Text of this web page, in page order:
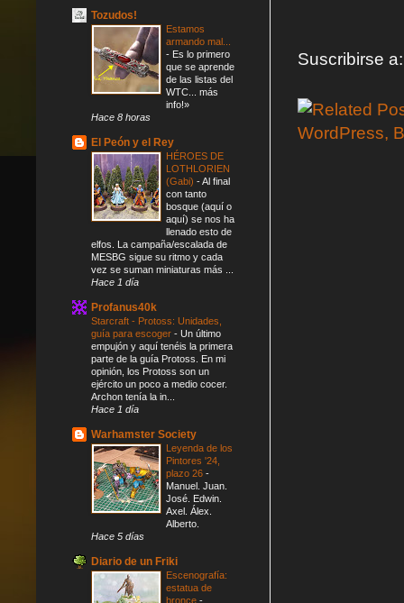
Suscribirse
Tozudos!
Estamos
armando mal...
- Es lo primero
que se aprende
de las listas del
WTC... más
info!»
Hace 8 horas
El Peón y el Rey
HÉROES DE
LOTHLORIEN
(Gabi) -Al final
con tanto
bosque (aquí o
aquí) se nos ha
llenado esto de
elfos. La campaña/escalada de
MESBG sigue su ritmo y cada
vez se suman miniaturas más ...
Hace 1 día
Profanus40k
Starcraft - Protoss: Unidades,
guía para escoger - Un último
empujón y aquí tenéis la primera
parte de la guía Protoss. En mi
opinión, los Protoss son un
ejército un poco a medio cocer.
Archon tenía la in...
Hace 1 día
Warhamster Society
Leyenda de los
Pintores '24,
plazo 26 -
Manuel. Juan.
José. Edwin.
Axel. Álex.
Alberto.
Hace 5 días
Diario de un Friki
Escenografía:
estatua de
bronce -